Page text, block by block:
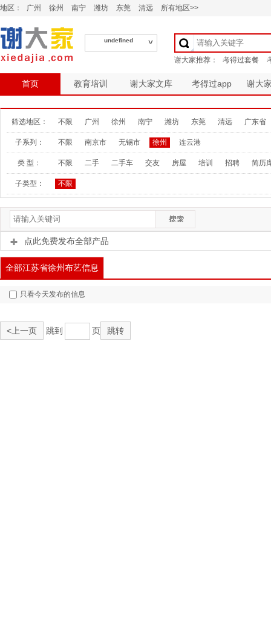
地区： 广州 徐州 南宁 潍坊 东莞 清远 所有地区>>
undefined
首页 教育培训 谢大家文库 考得过app 谢大
筛选地区： 不限 广州 徐州 南宁 潍坊 东莞 清远 广东省
子系列： 不限 南京市 无锡市 徐州 连云港
类 型： 不限 二手 二手车 交友 房屋 培训 招聘 简历
子类型： 不限
点此免费发布全部产品
全部江苏省徐州布艺信息
只看今天发布的信息
<上一页 跳到 页 跳转